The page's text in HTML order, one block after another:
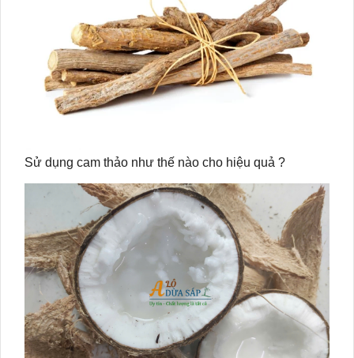
Sử dụng cam thảo như thế nào cho hiệu quả ?